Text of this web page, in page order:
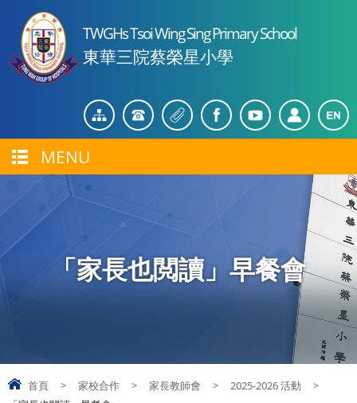
TWGHs Tsoi Wing Sing Primary School
東華三院蔡榮星小學
MENU
「家長也閲讀」早餐會
首頁 > 家校合作 > 家長教師會 > 2025-2026 活動
>